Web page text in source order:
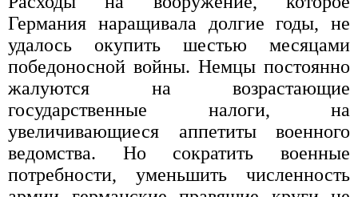
Германия наращивала долгие годы, не
удалось окупить шестью месяцами
победоносной войны. Немцы постоянно
жалуются на возрастающие
государственные налоги, на
увеличивающиеся аппетиты военного
ведомства. Но сократить военные
потребности, уменьшить численность